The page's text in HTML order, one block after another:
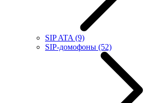
SIP ATA (9)
SIP-домофоны (52)